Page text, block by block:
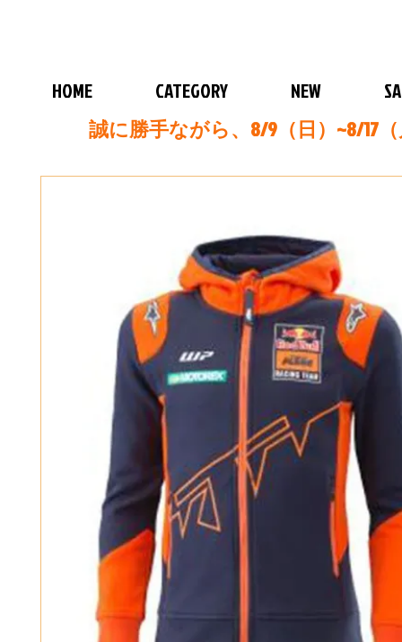
HOME CATEGORY NEW
誠に勝手ながら、8/9（日）~8/17